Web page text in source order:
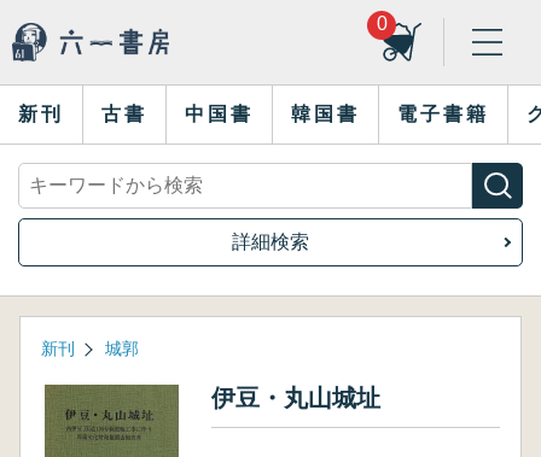
0
新刊 古書 中国書 韓国書 電子書籍
詳細検索
新刊 城郭
伊豆・丸山城址